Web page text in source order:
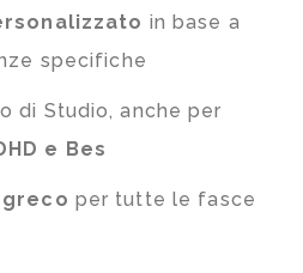
in base a
specifiche
di Studio, anche per
e Bes
per tutte le fasce